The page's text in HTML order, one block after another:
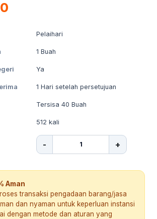
Pelaihari
1 Buah
Ya
1 Hari setelah persetujuan
Tersisa 40 Buah
512 kali
- +
Aman
transaksi pengadaan barang/jasa
dan nyaman untuk keperluan instansi
dengan metode dan aturan yang